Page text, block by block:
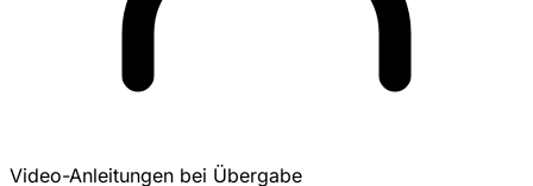
Video-Anleitungen bei Übergabe